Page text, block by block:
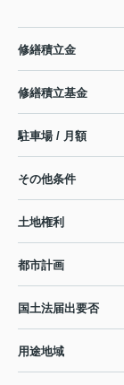
修繕積立金
修繕積立基金
駐車場 / 月額
その他条件
土地権利
都市計画
国土法届出要否
用途地域